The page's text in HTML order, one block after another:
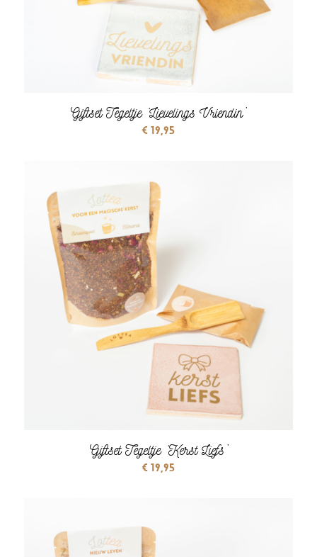
Giftset Tegeltje ‘Lievelings Vriendin’
€19,95
Giftset Tegeltje ‘Kerst Liefs’
€19,95